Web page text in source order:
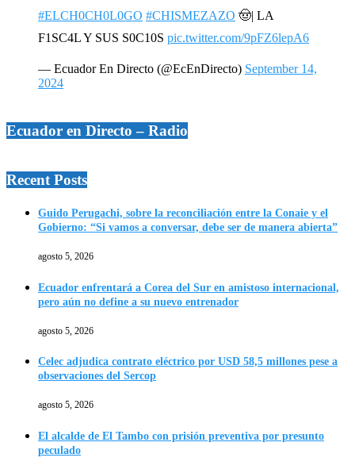
#ELCH0CH0L0GO #CHISMEZAZO 🤠| LA
F1SC4L Y SUS S0C10S pic.twitter.com/9pFZ6lepA6
— Ecuador En Directo (@EcEnDirecto) September 14,
2024
Ecuador en Directo – Radio
Recent Posts
Guido Perugachi, sobre la reconciliación entre la Conaie y el
Gobierno: “Si vamos a conversar, debe ser de manera abierta”
agosto 5, 2026
Ecuador enfrentará a Corea del Sur en amistoso internacional,
pero aún no define a su nuevo entrenador
agosto 5, 2026
Celec adjudica contrato eléctrico por USD 58,5 millones pese a
observaciones del Sercop
agosto 5, 2026
El alcalde de El Tambo con prisión preventiva por presunto
peculado